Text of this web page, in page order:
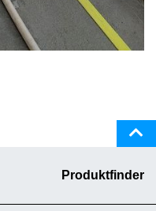
Produktfinder